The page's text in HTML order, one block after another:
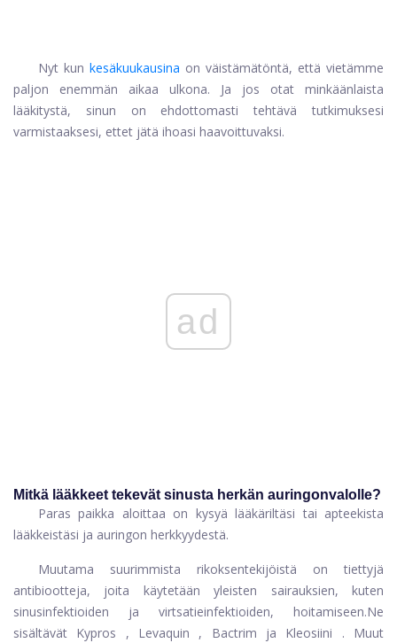
Nyt kun kesäkuukausina on väistämätöntä, että vietämme
paljon enemmän aikaa ulkona. Ja jos otat minkäänlaista
lääkitystä, sinun on ehdottomasti tehtävä tutkimuksesi
varmistaaksesi, ettet jätä ihoasi haavoittuvaksi.
ad
Mitkä lääkkeet tekevät sinusta herkän auringonvalolle?
Paras paikka aloittaa on kysyä lääkäriltäsi tai apteekista
lääkkeistäsi ja auringon herkkyydestä.
Muutama suurimmista rikoksentekijöistä on tiettyjä
antibiootteja, joita käytetään yleisten sairauksien, kuten
sinusinfektioiden ja virtsatieinfektioiden, hoitamiseen.Ne
sisältävät Kypros , Levaquin , Bactrim ja Kleosiini
. Muut